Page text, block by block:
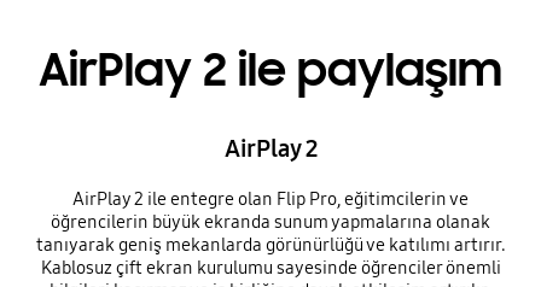
AirPlay 2 ile paylaşım
AirPlay 2
AirPlay 2 ile entegre olan Flip Pro, eğitimcilerin ve
öğrencilerin büyük ekranda sunum yapmalarına olanak
tanıyarak geniş mekanlarda görünürlüğü ve katılımı artırır.
Kablosuz çift ekran kurulumu sayesinde öğrenciler önemli